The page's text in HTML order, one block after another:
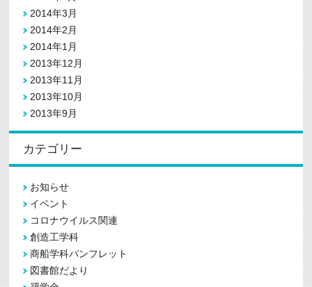
2014年3月
2014年2月
2014年1月
2013年12月
2013年11月
2013年10月
2013年9月
カテゴリー
お知らせ
イベント
コロナウイルス関連
創造工学科
商船学科パンフレット
図書館だより